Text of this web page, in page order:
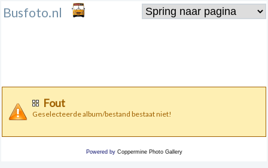
Busfoto.nl
Fout
Geselecteerde album/bestand bestaat niet!
Powered by Coppermine Photo Gallery